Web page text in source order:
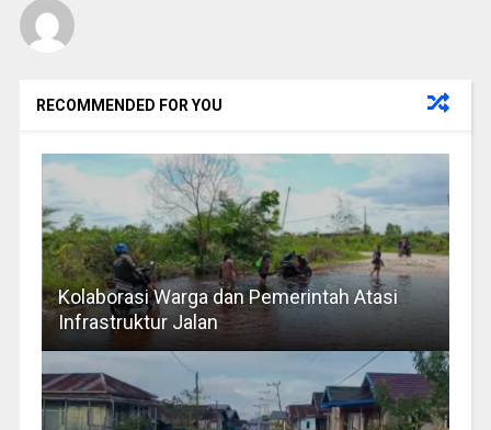
RECOMMENDED FOR YOU
Kolaborasi Warga dan Pemerintah Atasi
Infrastruktur Jalan